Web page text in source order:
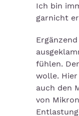
Ich bin
garnicht
fühlen.
wolle.
auch den
von